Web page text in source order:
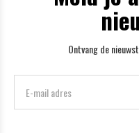
Ontvang de